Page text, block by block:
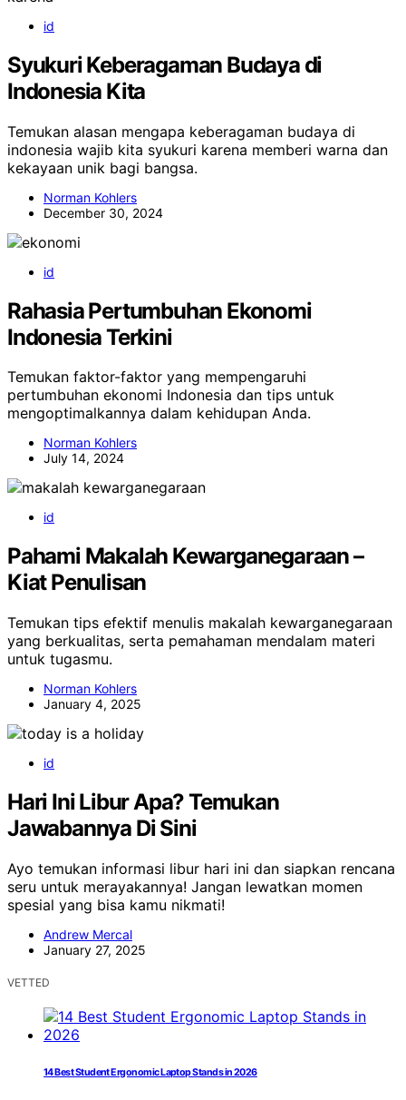
id
Syukuri Keberagaman Budaya di
Indonesia Kita
Temukan alasan mengapa keberagaman budaya di
indonesia wajib kita syukuri karena memberi warna dan
kekayaan unik bagi bangsa.
Norman Kohlers
December 30, 2024
id
Rahasia Pertumbuhan Ekonomi
Indonesia Terkini
Temukan faktor-faktor yang mempengaruhi
pertumbuhan ekonomi Indonesia dan tips untuk
mengoptimalkannya dalam kehidupan Anda.
Norman Kohlers
July 14, 2024
id
Pahami Makalah Kewarganegaraan –
Kiat Penulisan
Temukan tips efektif menulis makalah kewarganegaraan
yang berkualitas, serta pemahaman mendalam materi
untuk tugasmu.
Norman Kohlers
January 4, 2025
id
Hari Ini Libur Apa? Temukan
Jawabannya Di Sini
Ayo temukan informasi libur hari ini dan siapkan rencana
seru untuk merayakannya! Jangan lewatkan momen
spesial yang bisa kamu nikmati!
Andrew Mercal
January 27, 2025
VETTED
14 Best Student Ergonomic Laptop Stands in 2026